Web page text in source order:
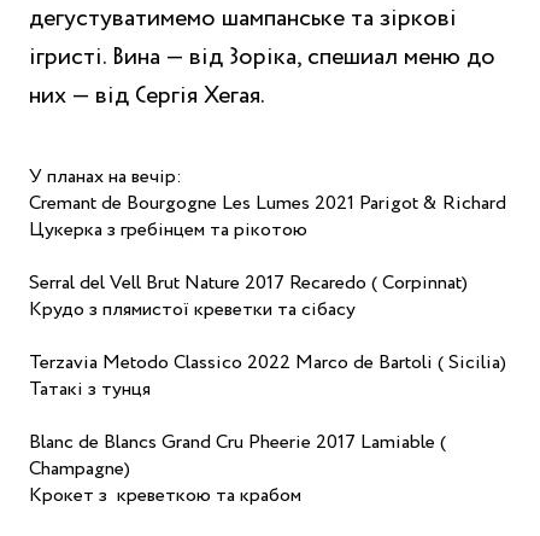
дегустуватимемо шампанське та зіркові
ігристі. Вина — від Зоріка, спешиал меню до
них — від Сергія Хегая.
У планах на вечір:
Cremant de Bourgogne Les Lumes 2021 Parigot & Richard
Цукерка з гребінцем та рікотою
Serral del Vell Brut Nature 2017 Recaredo ( Corpinnat)
Крудо з плямистої креветки та сібасу
Terzavia Metodo Classico 2022 Marco de Bartoli ( Sicilia)
Татакі з тунця
Blanc de Blancs Grand Cru Pheerie 2017 Lamiable (
Champagne)
Крокет з креветкою та крабом